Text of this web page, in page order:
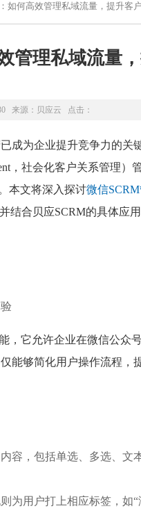
如何高效管理私域流量，提升客
管理私域流量
来源： 贝应云 点击：
成为企业提升竞争力的关
，社会化客户关系管理
本文将深入探讨微信
结合贝应SCRM的具体应
，它允许企业在微信公众
能够简化用户操作流程，
容，包括单选、多选、
为用户打上相应标签，如